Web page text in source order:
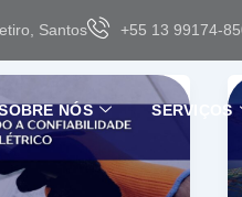
Santos +55 13 99174-
NÓS SERVIÇOS